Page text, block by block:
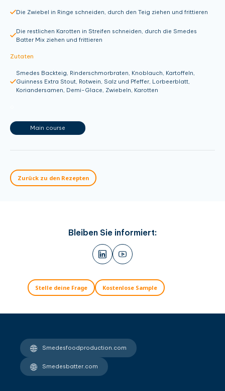
Die Zwiebel in Ringe schneiden, durch den Teig ziehen und frittieren
Die restlichen Karotten in Streifen schneiden, durch die Smedes
Batter Mix ziehen und frittieren
Zutaten
Smedes Backteig, Rinderschmorbraten, Knoblauch, Kartoffeln,
Guinness Extra Stout, Rotwein, Salz und Pfeffer, Lorbeerblatt,
Koriandersamen, Demi-Glace, Zwiebeln, Karotten
Main course
Zurück zu den Rezepten
Bleiben Sie informiert:
Stelle deine Frage Kostenlose Sample
Smedesfoodproduction.com
Smedesbatter.com